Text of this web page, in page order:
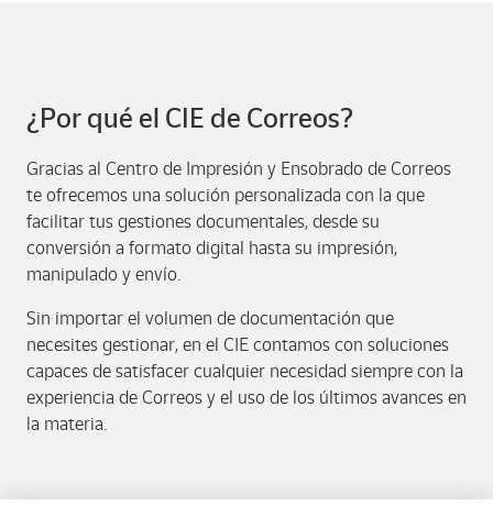
¿Por qué el CIE de Correos?
Gracias al Centro de Impresión y Ensobrado de Correos
te ofrecemos una solución personalizada con la que
facilitar tus gestiones documentales, desde su
conversión a formato digital hasta su impresión,
manipulado y envío.
Sin importar el volumen de documentación que
necesites gestionar, en el CIE contamos con soluciones
capaces de satisfacer cualquier necesidad siempre con la
experiencia de Correos y el uso de los últimos avances en
la materia.